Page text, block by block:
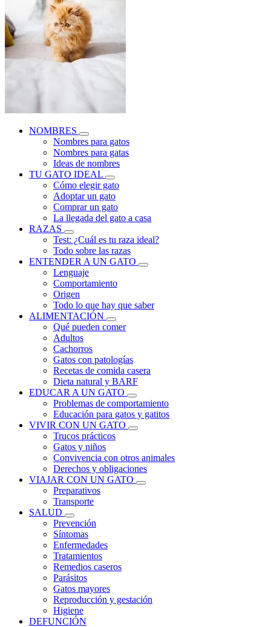
NOMBRES
Nombres para gatos
Nombres para gatas
Ideas de nombres
TU GATO IDEAL
Cómo elegir gato
Adoptar un gato
Comprar un gato
La llegada del gato a casa
RAZAS
Test: ¿Cuál es tu raza ideal?
Todo sobre las razas
ENTENDER A UN GATO
Lenguaje
Comportamiento
Origen
Todo lo que hay que saber
ALIMENTACIÓN
Qué pueden comer
Adultos
Cachorros
Gatos con patologías
Recetas de comida casera
Dieta natural y BARF
EDUCAR A UN GATO
Problemas de comportamiento
Educación para gatos y gatitos
VIVIR CON UN GATO
Trucos prácticos
Gatos y niños
Convivencia con otros animales
Derechos y obligaciones
VIAJAR CON UN GATO
Preparativos
Transporte
SALUD
Prevención
Síntomas
Enfermedades
Tratamientos
Remedios caseros
Parásitos
Gatos mayores
Reproducción y gestación
Higiene
DEFUNCIÓN